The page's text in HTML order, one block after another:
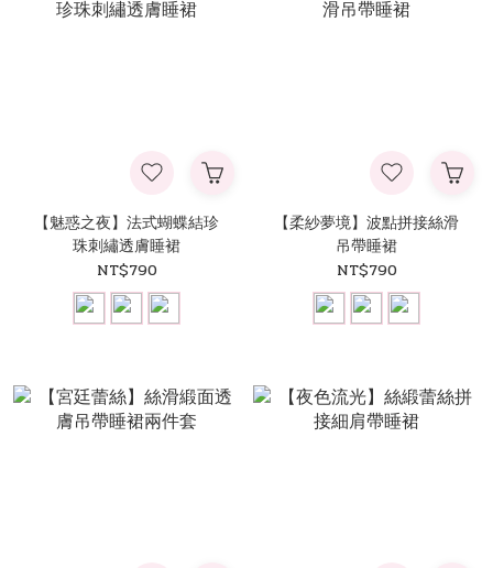
【魅惑之夜】法式蝴蝶結珍
珠刺繡透膚睡裙
NT$790
【柔紗夢境】波點拼接絲滑
吊帶睡裙
NT$790